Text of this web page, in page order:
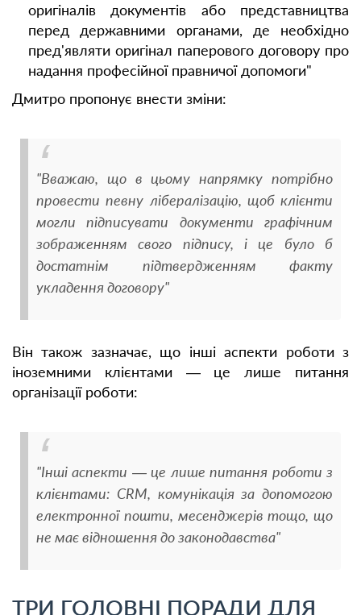
оригіналів документів або представництва
перед державними органами, де необхідно
пред'являти оригінал паперового договору про
надання професійної правничої допомоги"
Дмитро пропонує внести зміни:
"Вважаю, що в цьому напрямку потрібно
провести певну лібералізацію, щоб клієнти
могли підписувати документи графічним
зображенням свого підпису, і це було б
достатнім підтвердженням факту
укладення договору"
Він також зазначає, що інші аспекти роботи з
іноземними клієнтами — це лише питання
організації роботи:
"Інші аспекти — це лише питання роботи з
клієнтами: CRM, комунікація за допомогою
електронної пошти, месенджерів тощо, що
не має відношення до законодавства"
ТРИ ГОЛОВНІ ПОРАДИ ДЛЯ